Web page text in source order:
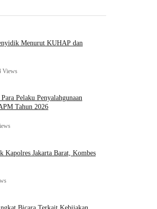
Menurut KUHAP dan
Views
Pelaku Penyalahgunaan
Tahun 2026
Kapolres Jakarta Barat, Kombes